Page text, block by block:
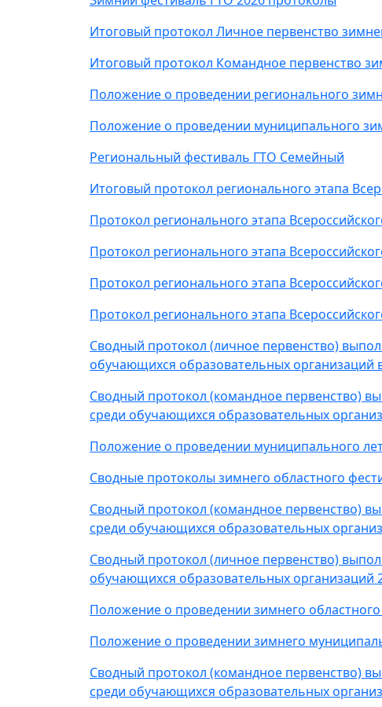
Итоговый протокол Личное первенство
Итоговый протокол Командное первенство
Положение о проведении регионального
Положение о проведении муниципального
Региональный фестиваль ГТО Семейный
Итоговый протокол регионального этапа
Протокол регионального этапа
Протокол регионального этапа
Протокол регионального этапа
Протокол регионального этапа
Сводный протокол (личное первенство)
обучающихся образовательных организаций
Сводный протокол (командное первенство)
среди обучающихся образовательных
Положение о проведении муниципального
Сводные протоколы зимнего областного
Сводный протокол (командное первенство)
среди обучающихся образовательных
Сводный протокол (личное первенство)
обучающихся образовательных организаций
Положение о проведении зимнего областного
Положение о проведении зимнего
Сводный протокол (командное первенство)
среди обучающихся образовательных